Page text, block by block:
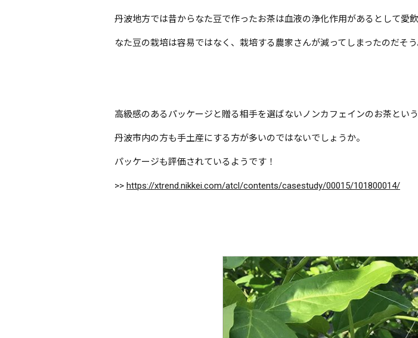
丹波地方では昔からなた豆で作ったお茶は血液の浄化作用があるとして愛
なた豆の栽培は容易ではなく、栽培する農家さんが減ってしまったのだそう
高級感のあるパッケージと贈る相手を選ばないノンカフェインのお茶とい
丹波市内の方も手土産にする方が多いのではないでしょうか。
パッケージも評価されているようです！
>> https://xtrend.nikkei.com/atcl/contents/casestudy/00015/101800014/